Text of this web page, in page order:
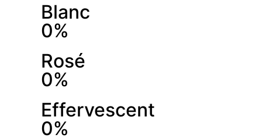
Blanc
0%
Rosé
0%
Effervescent
0%